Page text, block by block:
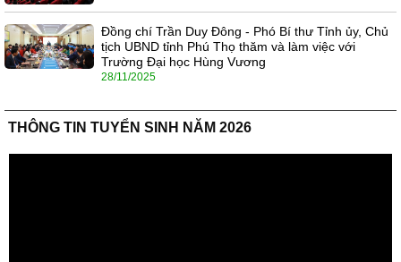
Đồng chí Trần Duy Đông - Phó Bí thư Tỉnh ủy, Chủ
tịch UBND tỉnh Phú Thọ thăm và làm việc với
Trường Đại học Hùng Vương
28/11/2025
THÔNG TIN TUYỂN SINH NĂM 2026